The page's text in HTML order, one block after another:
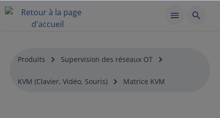
Produits Supervision des réseaux OT
KVM (Clavier, Vidéo, Souris) Matrice KVM